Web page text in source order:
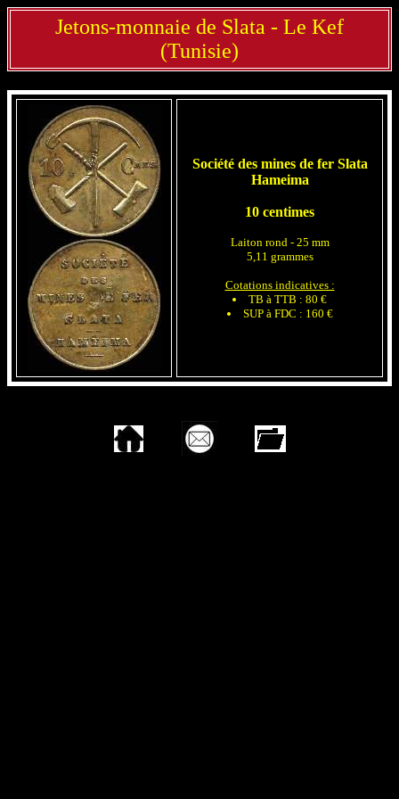
Jetons-monnaie de Slata - Le Kef
(Tunisie)
Société des mines de fer Slata
Hameima
10 centimes
Laiton rond - 25 mm
5,11 grammes
Cotations indicatives :
TB à TTB : 80 €
SUP à FDC : 160 €